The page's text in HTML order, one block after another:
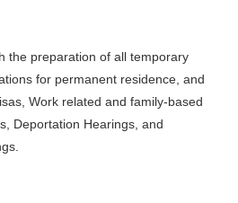
the preparation of all temporary
for permanent residence, and
Work related and family-based
Deportation Hearings, and